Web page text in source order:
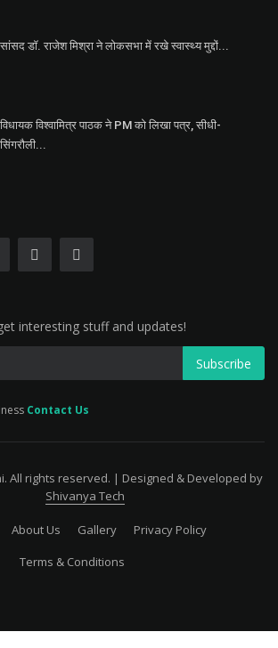
सांसद डॉ. राजेश मिश्रा ने लोकसभा में रखे स्वास्थ्य मुद्दों...
विधायक विश्वामित्र पाठक ने PM को लिखा पत्र, सीधी-
सिंगरौली...
interesting stuff and updates!
Subscribe
Contact Us
All rights reserved. | Designed & Developed by
Shivanya Tech
About Us Gallery
Privacy Policy
Terms & Conditions